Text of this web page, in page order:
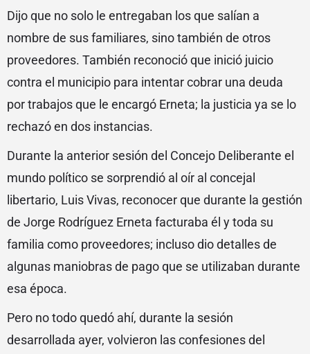
Dijo que no solo le entregaban los que salían a
nombre de sus familiares, sino también de otros
proveedores. También reconoció que inició juicio
contra el municipio para intentar cobrar una deuda
por trabajos que le encargó Erneta; la justicia ya se lo
rechazó en dos instancias.
Durante la anterior sesión del Concejo Deliberante el
mundo político se sorprendió al oír al concejal
libertario, Luis Vivas, reconocer que durante la gestión
de Jorge Rodríguez Erneta facturaba él y toda su
familia como proveedores; incluso dio detalles de
algunas maniobras de pago que se utilizaban durante
esa época.
Pero no todo quedó ahí, durante la sesión
desarrollada ayer, volvieron las confesiones del